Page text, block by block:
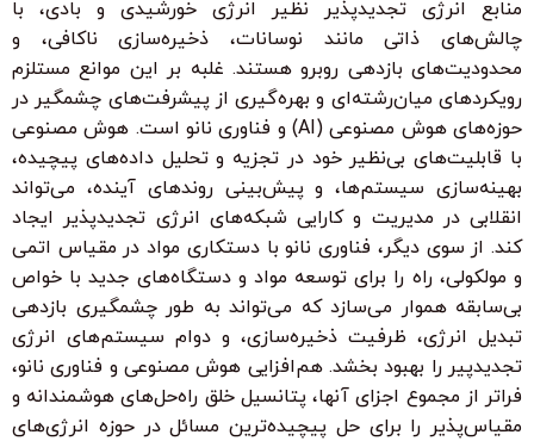
منابع انرژی تجدیدپذیر نظیر انرژی خورشیدی و بادی، با
چالش‌های ذاتی مانند نوسانات، ذخیره‌سازی ناکافی، و
محدودیت‌های بازدهی روبرو هستند. غلبه بر این موانع مستلزم
رویکردهای میان‌رشته‌ای و بهره‌گیری از پیشرفت‌های چشمگیر در
حوزه‌های هوش مصنوعی (AI) و فناوری نانو است. هوش مصنوعی
با قابلیت‌های بی‌نظیر خود در تجزیه و تحلیل داده‌های پیچیده،
بهینه‌سازی سیستم‌ها، و پیش‌بینی روندهای آینده، می‌تواند
انقلابی در مدیریت و کارایی شبکه‌های انرژی تجدیدپذیر ایجاد
کند. از سوی دیگر، فناوری نانو با دستکاری مواد در مقیاس اتمی
و مولکولی، راه را برای توسعه مواد و دستگاه‌های جدید با خواص
بی‌سابقه هموار می‌سازد که می‌تواند به طور چشمگیری بازدهی
تبدیل انرژی، ظرفیت ذخیره‌سازی، و دوام سیستم‌های انرژی
تجدیدپیر را بهبود بخشد. هم‌افزایی هوش مصنوعی و فناوری نانو،
فراتر از مجموع اجزای آنها، پتانسیل خلق راه‌حل‌های هوشمندانه و
مقیاس‌پذیر را برای حل پیچیده‌ترین مسائل در حوزه انرژی‌های